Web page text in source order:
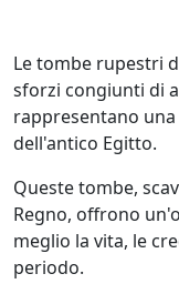
Le tombe rupestri
sforzi congiunti di
rappresentano
dell'antico Egitto.
Queste tombe,
Regno, offrono
meglio la vita, le
periodo.